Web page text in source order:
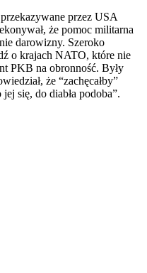
przez USA
że pomoc militarna
darowizny. Szeroko
o krajach NATO, które nie
PKB na obronność. Były
że “zachęcałby”
się, do diabła podoba”.